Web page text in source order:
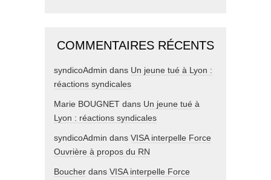
COMMENTAIRES RÉCENTS
syndicoAdmin dans Un jeune tué à Lyon :
réactions syndicales
Marie BOUGNET dans Un jeune tué à
Lyon : réactions syndicales
syndicoAdmin dans VISA interpelle Force
Ouvrière à propos du RN
Boucher dans VISA interpelle Force